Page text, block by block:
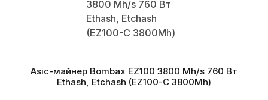
Asic-майнер Bombax EZ100 3800 Mh/s 760 Вт
Ethash, Etchash (EZ100-C 3800Mh)